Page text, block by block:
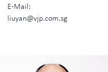
E-Mail:
liuyan@vjp.com.sg